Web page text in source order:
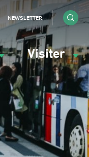
Visiter
NEWSLETTER